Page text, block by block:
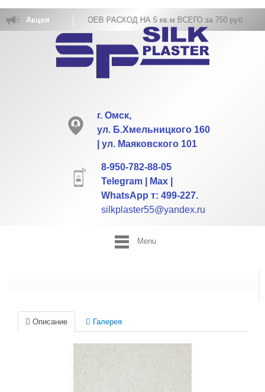
Акция
ЖИДКИХ ОБОЕВ РАСХОД НА 5 кв.м ВСЕГО за 750 руб.
г. Омск,
ул. Б.Хмельницкого 160
| ул. Маяковского 101
8-950-782-88-05
Telegram | Max |
WhatsApp т: 499-227.
silkplaster55@yandex.ru
Menu
Описание Галерея